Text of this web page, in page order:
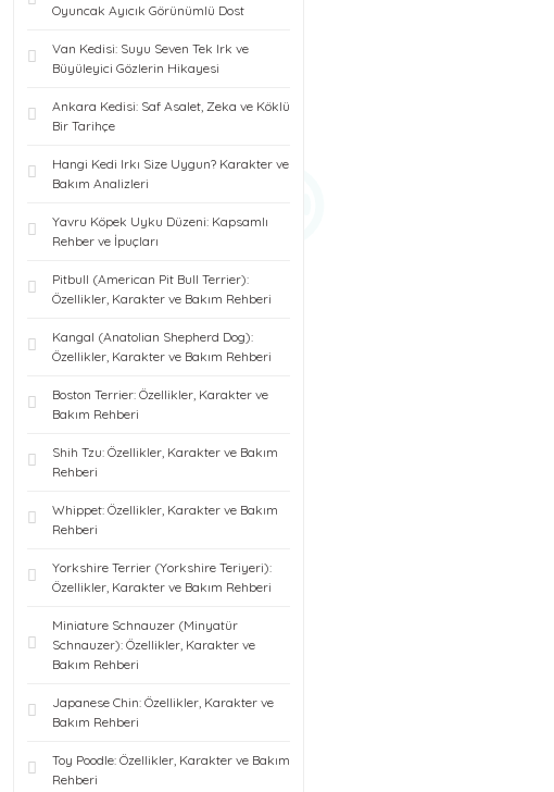
Oyuncak Ayıcık Görünümlü Dost
Van Kedisi: Suyu Seven Tek Irk ve
Büyüleyici Gözlerin Hikayesi
Ankara Kedisi: Saf Asalet, Zeka ve Köklü
Bir Tarihçe
Hangi Kedi Irkı Size Uygun? Karakter ve
Bakım Analizleri
Yavru Köpek Uyku Düzeni: Kapsamlı
Rehber ve İpuçları
Pitbull (American Pit Bull Terrier):
Özellikler, Karakter ve Bakım Rehberi
Kangal (Anatolian Shepherd Dog):
Özellikler, Karakter ve Bakım Rehberi
Boston Terrier: Özellikler, Karakter ve
Bakım Rehberi
Shih Tzu: Özellikler, Karakter ve Bakım
Rehberi
Whippet: Özellikler, Karakter ve Bakım
Rehberi
Yorkshire Terrier (Yorkshire Teriyeri):
Özellikler, Karakter ve Bakım Rehberi
Miniature Schnauzer (Minyatür
Schnauzer): Özellikler, Karakter ve
Bakım Rehberi
Japanese Chin: Özellikler, Karakter ve
Bakım Rehberi
Toy Poodle: Özellikler, Karakter ve Bakım
Rehberi